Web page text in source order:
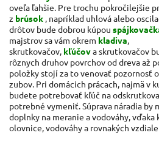
oveľa ľahšie. Pre trochu pokročilejšie
z brúsok , napríklad uhlová alebo
drôtov bude dobrou kúpou
majstrov sa vám okrem kladiva,
skrutkovačov, kľúčova skrutkovačov
rôznych druhov povrchov od dreva až
položky stojí za to venovať pozornosť
zubov. Pri domácich prácach, najmä v
budete potrebovať kľúč na
potrebné vymeniť. Súprava náradia by
doplnky na meranie a vodováhy,
olovnice, vodováhy a rovnakých